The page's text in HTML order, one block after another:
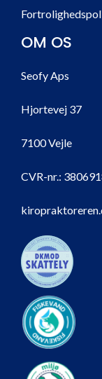
OM OS
Seofy Aps
Hjortevej 37
7100 Vejle
CVR-nr.: